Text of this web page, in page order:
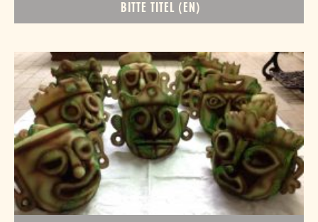
BITTE TITEL (EN)